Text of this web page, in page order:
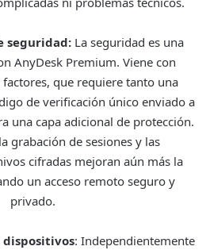
seguridad:La seguridad es una
AnyDesk Premium. Viene con
que requiere tanto una
de verificación único enviado a
una capa adicional de protección.
grabación de sesiones y las
cifradas mejoran aún más la
un acceso remoto seguro y
privado.
dispositivos: Independientemente